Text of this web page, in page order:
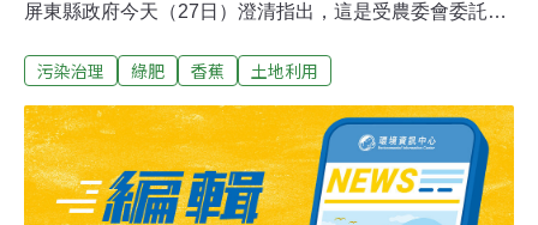
屏東縣政府今天（27日）澄清指出，這是受農委會委託收
「滿坑滿谷香蕉，潘孟安原來這樣處理」為標題，畫面出
業處立即展開調查，從車號及環境狀況找到現場及農民團
體。農業處長鄭永裕說，經向產地合作社了解，影片中的
香蕉堆置處，是農民團體收購產地青蕉後，一部分暫置在
旁邊的農地，分批攪碎供豬隻食用，另一部分是做為綠
污染治理 綠肥 香蕉 土地利用